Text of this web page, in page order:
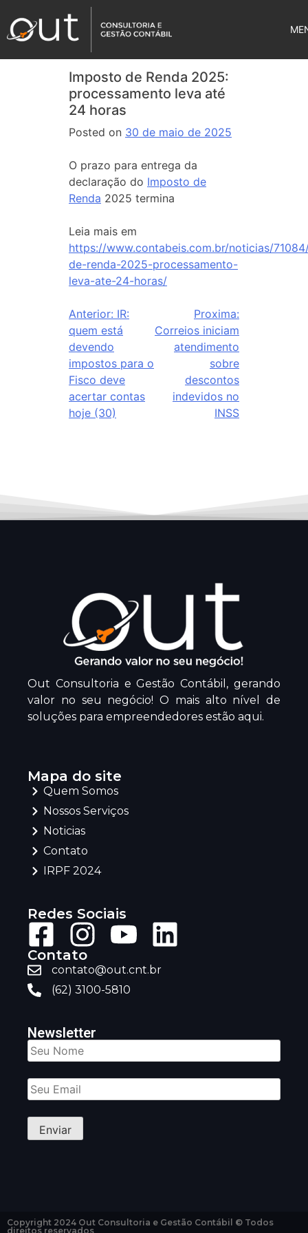
Imposto de Renda 2025:
processamento leva até
24 horas
Posted on 30 de maio de 2025
O prazo para entrega da
declaração do Imposto de
Renda 2025 termina
Leia mais em
https://www.contabeis.com.br/noticias/
de-renda-2025-processamento-
leva-ate-24-horas/
Anterior: IR:
quem está
devendo
impostos para o
Fisco deve
acertar contas
hoje (30)
Proxima:
Correios iniciam
atendimento
sobre
descontos
indevidos no
INSS
Out Consultoria e Gestão Contábil, gerando
valor no seu negócio! O mais alto nível de
soluções para empreendedores estão aqui.
Mapa do site
Quem Somos
Nossos Serviços
Noticias
Contato
IRPF 2024
Redes Sociais
Contato
contato@out.cnt.br
(62) 3100-5810
Newsletter
Copyright 2024 Out Consultoria e Gestão Contábil © Todos
direitos reservados